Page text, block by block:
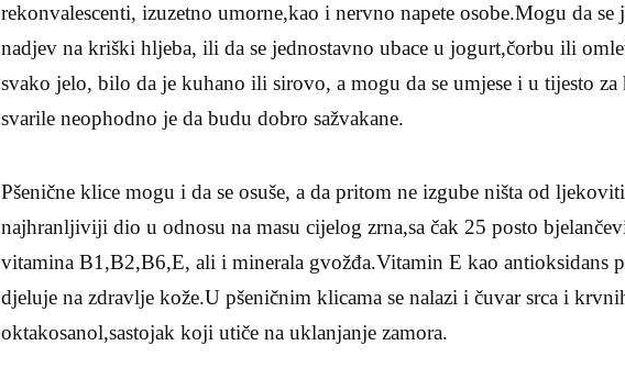
rekonvalescenti, izuzetno umorne,kao i nervno napete osobe.Mogu da se
nadjev na kriški hljeba, ili da se jednostavno ubace u jogurt,čorbu ili
svako jelo, bilo da je kuhano ili sirovo, a mogu da se umjese i u tijesto
svarile neophodno je da budu dobro sažvakane.
Pšenične klice mogu i da se osuše, a da pritom ne izgube ništa od
najhranljiviji dio u odnosu na masu cijelog zrna,sa čak 25 posto
vitamina B1,B2,B6,E, ali i minerala gvožđa.Vitamin E kao antioksidans
djeluje na zdravlje kože.U pšeničnim klicama se nalazi i čuvar srca i
oktakosanol,sastojak koji utiče na uklanjanje zamora.